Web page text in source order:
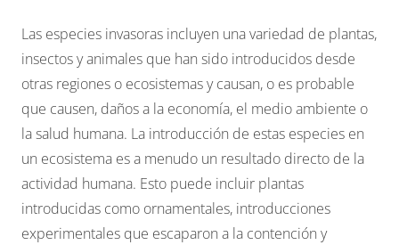
Las especies invasoras incluyen una variedad de plantas,
insectos y animales que han sido introducidos desde
otras regiones o ecosistemas y causan, o es probable
que causen, daños a la economía, el medio ambiente o
la salud humana. La introducción de estas especies en
un ecosistema es a menudo un resultado directo de la
actividad humana. Esto puede incluir plantas
introducidas como ornamentales, introducciones
experimentales que escaparon a la contención y